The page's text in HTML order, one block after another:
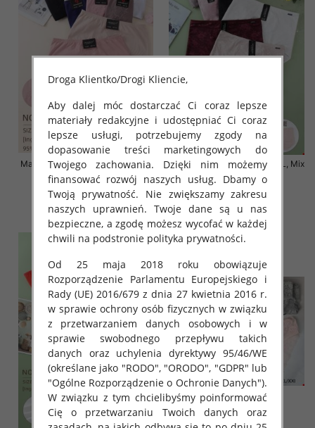
Majtki damskie Roz 4XL-5XL, Mix
kolor Paczka 24 szt
8.00 zł
szczegóły
Majtki damskie Roz 4XL-6XL, Mix
kolor Paczka 24 szt
8.00 zł
szczegóły
Droga Klientko/Drogi Kliencie,
Aby dalej móc dostarczać Ci coraz lepsze
materiały redakcyjne i udostępniać Ci coraz
lepsze usługi, potrzebujemy zgody na
dopasowanie treści marketingowych do
Twojego zachowania. Dzięki nim możemy
finansować rozwój naszych usług. Dbamy o
Twoją prywatność. Nie zwiększamy zakresu
naszych uprawnień. Twoje dane są u nas
bezpieczne, a zgodę możesz wycofać w każdej
chwili na podstronie polityka prywatności.
Od 25 maja 2018 roku obowiązuje
Rozporządzenie Parlamentu Europejskiego i
Rady (UE) 2016/679 z dnia 27 kwietnia 2016 r.
w sprawie ochrony osób fizycznych w związku
z przetwarzaniem danych osobowych i w
sprawie swobodnego przepływu takich
danych oraz uchylenia dyrektywy 95/46/WE
(określane jako "RODO", "ORODO", "GDPR" lub
"Ogólne Rozporządzenie o Ochronie Danych").
W związku z tym chcielibyśmy poinformować
Cię o przetwarzaniu Twoich danych oraz